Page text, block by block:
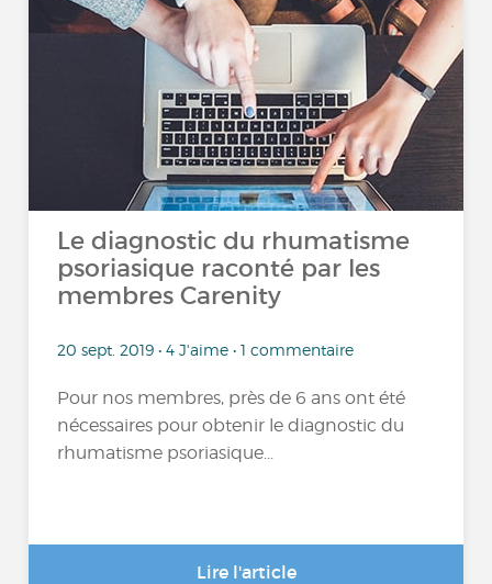
Le diagnostic du rhumatisme
psoriasique raconté par les
membres Carenity
20 sept. 2019 • 4 J'aime • 1 commentaire
Pour nos membres, près de 6 ans ont été
nécessaires pour obtenir le diagnostic du
rhumatisme psoriasique...
Lire l'article